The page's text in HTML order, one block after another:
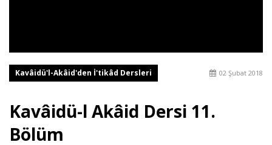
Kavâidü'l-Akâid'den İ'tikâd Dersleri 02 Şubat 2018
Kavâidü-l Akâid Dersi 11.
Bölüm